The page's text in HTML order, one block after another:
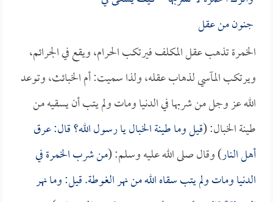
جنون من عقل
الخمرة تذهب عقل المكلف فيرتكب الحرام، ويقع في الجرائم،
ويرتكب المآسي لذهاب عقله، ولذا سميت: أم الخبائث، وتوعد
الله عز وجل من شربها في الدنيا ومات ولم يتب أن يسقيه من
طينة الخبال: (قيل وما طينة الخبال يا رسول الله؟ قال: عرق
أهل النار) وقال صلى الله عليه وسلم: (من شرب الخمرة في
الدنيا ومات ولم يتب سقاه الله من نهر الغوطة. قيل: وما نهر